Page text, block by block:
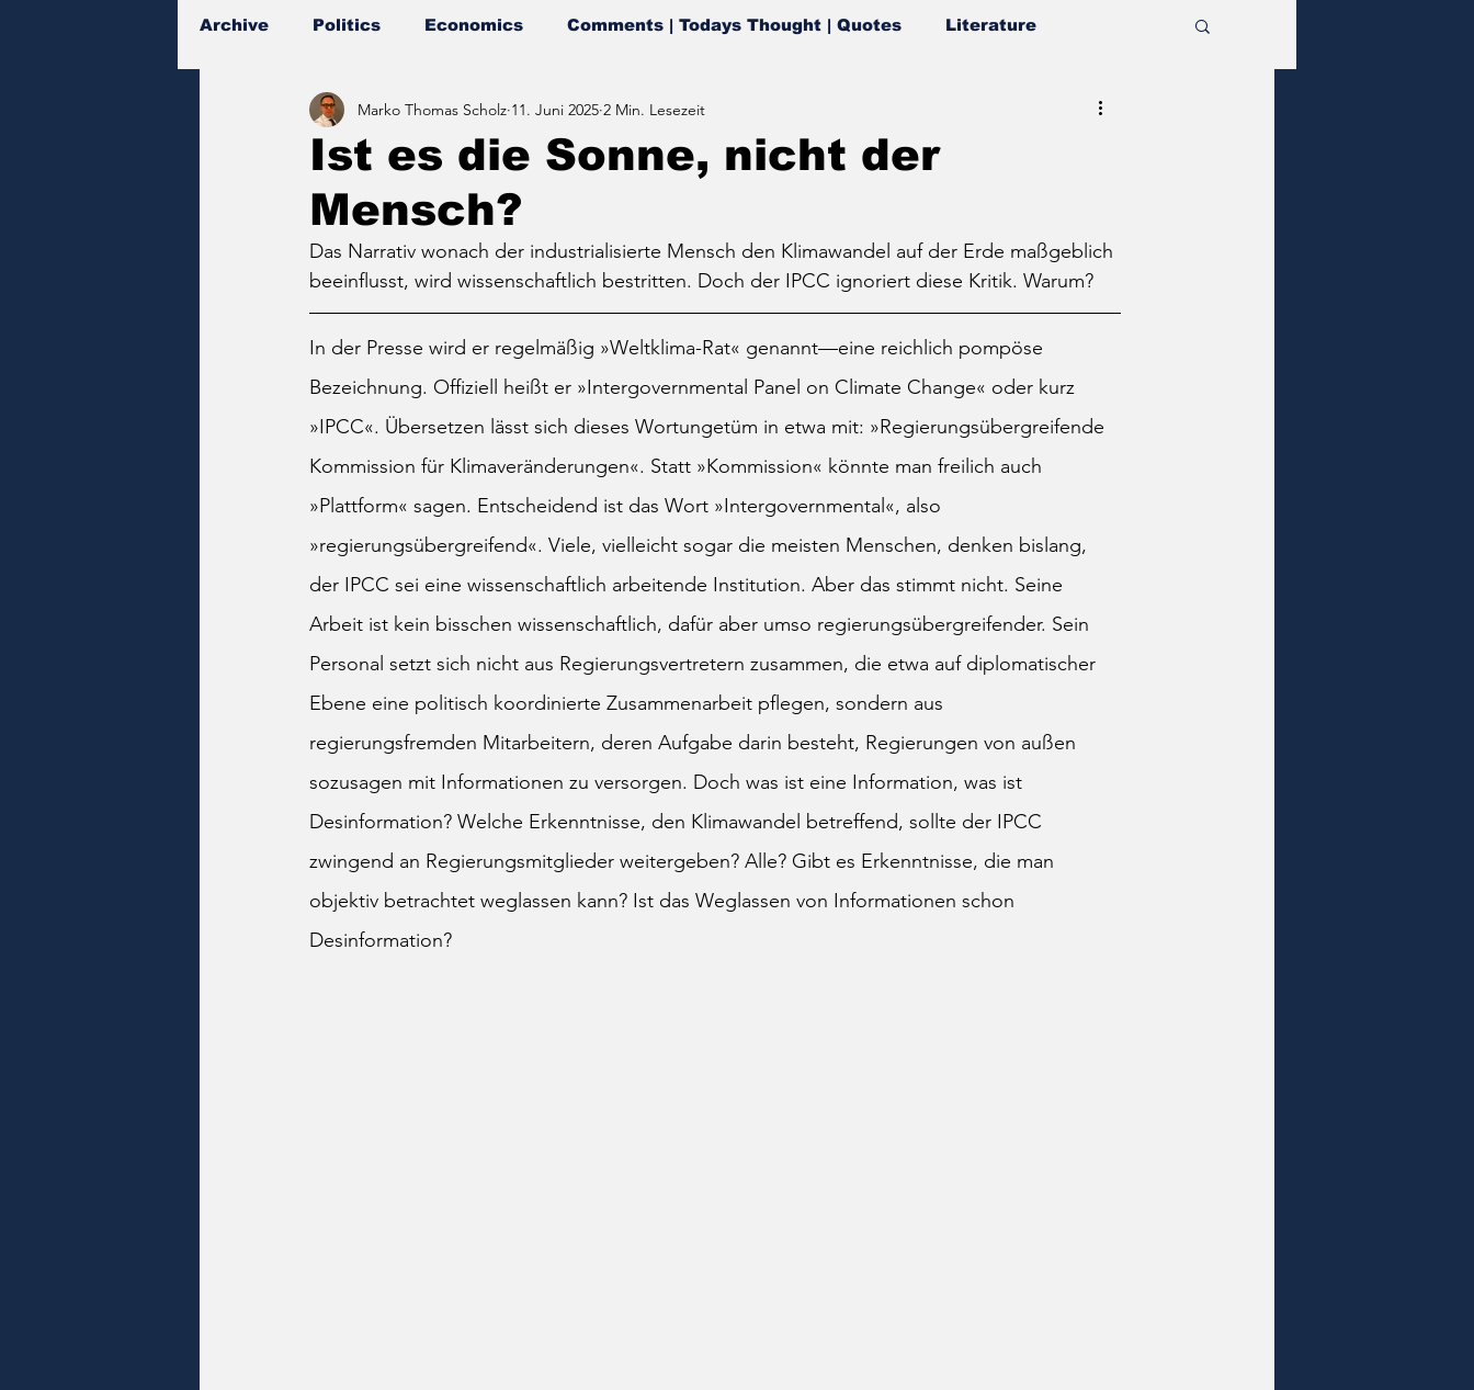
Archive Politics Economics Comments | Todays Thought | Quotes Literature
Documents
Ist es die Sonne, nicht der
Mensch?
Marko Thomas Scholz 11. Juni 2025 2 Min. Lesezeit
Das Narrativ wonach der industrialisierte Mensch den Klimawandel auf der Erde maßgeblich
beeinflusst, wird wissenschaftlich bestritten. Doch der IPCC ignoriert diese Kritik. Warum?
In der Presse wird er regelmäßig »Weltklima-Rat« genannt—eine reichlich pompöse
Bezeichnung. Offiziell heißt er »Intergovernmental Panel on Climate Change« oder kurz
»IPCC«. Übersetzen lässt sich dieses Wortungetüm in etwa mit: »Regierungsübergreifende
Kommission für Klimaveränderungen«. Statt »Kommission« könnte man freilich auch
»Plattform« sagen. Entscheidend ist das Wort »Intergovernmental«, also
»regierungsübergreifend«. Viele, vielleicht sogar die meisten Menschen, denken bislang,
der IPCC sei eine wissenschaftlich arbeitende Institution. Aber das stimmt nicht. Seine
Arbeit ist kein bisschen wissenschaftlich, dafür aber umso regierungsübergreifender. Sein
Personal setzt sich nicht aus Regierungsvertretern zusammen, die etwa auf diplomatischer
Ebene eine politisch koordinierte Zusammenarbeit pflegen, sondern aus
regierungsfremden Mitarbeitern, deren Aufgabe darin besteht, Regierungen von außen
sozusagen mit Informationen zu versorgen. Doch was ist eine Information, was ist
Desinformation? Welche Erkenntnisse, den Klimawandel betreffend, sollte der IPCC
zwingend an Regierungsmitglieder weitergeben? Alle? Gibt es Erkenntnisse, die man
objektiv betrachtet weglassen kann? Ist das Weglassen von Informationen schon
Desinformation?